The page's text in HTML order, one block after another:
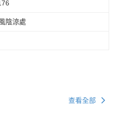
陰涼處
查看全部